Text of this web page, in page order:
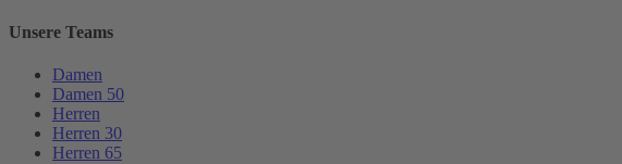
Unsere Teams
Damen
Damen 50
Herren
Herren 30
Herren 65